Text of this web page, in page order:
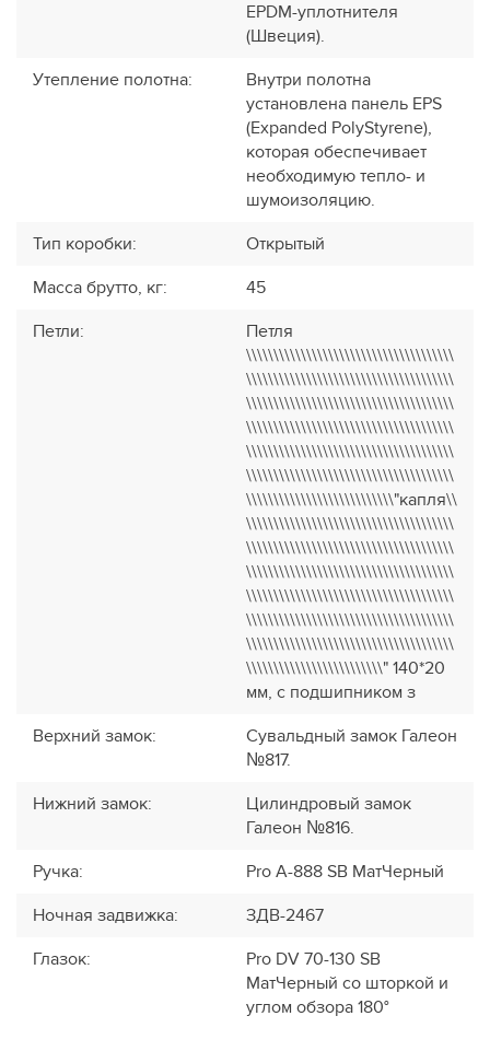
EPDM-уплотнителя
(Швеция).
Утепление полотна:
Внутри полотна
установлена панель EPS
(Expanded PolyStyrene),
которая обеспечивает
необходимую тепло- и
шумоизоляцию.
Тип коробки:
Открытый
Масса брутто, кг:
45
Петли:
Петля
\\\\\\\\\\\\\\\\\\\\\\\\\\\\\\\\\\\\\\
\\\\\\\\\\\\\\\\\\\\\\\\\\\\\\\\\\\\\\
\\\\\\\\\\\\\\\\\\\\\\\\\\\\\\\\\\\\\\
\\\\\\\\\\\\\\\\\\\\\\\\\\\\\\\\\\\\\\
\\\\\\\\\\\\\\\\\\\\\\\\\\\\\\\\\\\\\\
\\\\\\\\\\\\\\\\\\\\\\\\\\\\\\\\\\\\\\
\\\\\\\\\\\\\\\\\\\\\\\\\\\"капля\\
\\\\\\\\\\\\\\\\\\\\\\\\\\\\\\\\\\\\\\
\\\\\\\\\\\\\\\\\\\\\\\\\\\\\\\\\\\\\\
\\\\\\\\\\\\\\\\\\\\\\\\\\\\\\\\\\\\\\
\\\\\\\\\\\\\\\\\\\\\\\\\\\\\\\\\\\\\\
\\\\\\\\\\\\\\\\\\\\\\\\\\\\\\\\\\\\\\
\\\\\\\\\\\\\\\\\\\\\\\\\\\\\\\\\\\\\\
\\\\\\\\\\\\\\\\\\\\\\\\\" 140*20
мм, с подшипником з
Верхний замок:
Сувальдный замок Галеон
№817.
Нижний замок:
Цилиндровый замок
Галеон №816.
Ручка:
Pro A-888 SB МатЧерный
Ночная задвижка:
ЗДВ-2467
Глазок:
Pro DV 70-130 SB
МатЧерный со шторкой и
углом обзора 180°